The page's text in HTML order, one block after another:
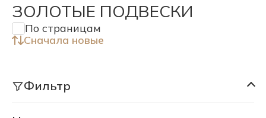
ЗОЛОТЫЕ ПОДВЕСКИ
По страницам
Сначала новые
Фильтр